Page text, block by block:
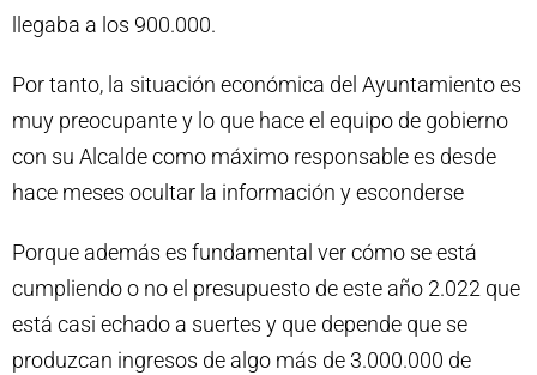
llegaba a los 900.000.
Por tanto, la situación económica del Ayuntamiento es
muy preocupante y lo que hace el equipo de gobierno
con su Alcalde como máximo responsable es desde
hace meses ocultar la información y esconderse
Porque además es fundamental ver cómo se está
cumpliendo o no el presupuesto de este año 2.022 que
está casi echado a suertes y que depende que se
produzcan ingresos de algo más de 3.000.000 de